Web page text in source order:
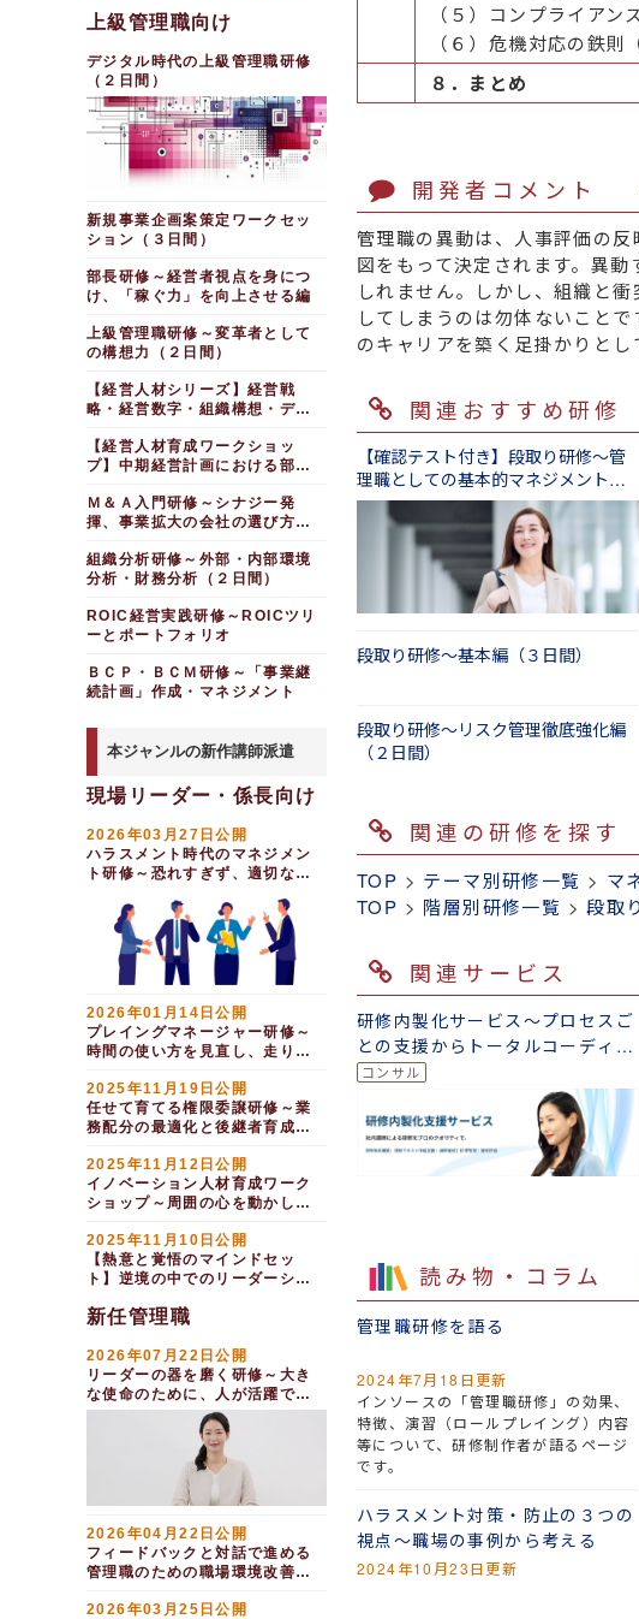
（５）コンプライア
（６）危機対応の鉄
８．まとめ
開発者コメント
管理職の異動は、人事評価の
図をもって決定されます。異
しれません。しかし、組織と
してしまうのは勿体ないこと
のキャリアを築く足掛かりと
関連おすすめ研修
【確認テスト付き】段取り研修～管
理職としての基本的マネジメントス
キルを理解する（１日間）
段取り研修～基本編（３日間）
段取り研修～リスク管理徹底強化編
（２日間）
関連の研修を探す
TOP > テーマ別研修一覧 > マ
TOP > 階層別研修一覧 >段取
関連サービス
研修内製化サービス～プロセスご
との支援からトータルコーディネ
ートまで
読み物・コラム
管理職研修を語る
2024年7月18日更新
インソースの「管理職研修」の効果、
特徴、演習（ロールプレイング）内容
等について、研修制作者が語るページ
です。
ハラスメント対策・防止の３つの
視点～職場の事例から考える
2024年10月23日更新
上級管理職向け
デジタル時代の上級管理職研修
（２日間）
新規事業企画案策定ワークセッ
ション（３日間）
部長研修～経営者視点を身につ
け、「稼ぐ力」を向上させる編
上級管理職研修～変革者として
の構想力（２日間）
【経営人材シリーズ】経営戦
略・経営数字・組織構想・デジ
【経営人材育成ワークショッ
プ】中期経営計画における部門
Ｍ＆Ａ入門研修～シナジー発
揮、事業拡大の会社の選び方
組織分析研修～外部・内部環境
分析・財務分析（２日間）
ROIC経営実践研修～ROICツリ
ーとポートフォリオ
ＢＣＰ・ＢＣＭ研修～「事業継
続計画」作成・マネジメント
本ジャンルの新作講師派遣
現場リーダー・係長向け
2026年03月27日公開
ハラスメント時代のマネジメン
ト研修～恐れすぎず、適切な距
2026年01月14日公開
プレイングマネージャー研修～
時間の使い方を見直し、走りな
2025年11月19日公開
任せて育てる権限委譲研修～業
務配分の最適化と後継者育成
2025年11月12日公開
イノベーション人材育成ワーク
ショップ～周囲の心を動かし変
2025年11月10日公開
【熱意と覚悟のマインドセッ
ト】逆境の中でのリーダーシッ
新任管理職
2026年07月22日公開
リーダーの器を磨く研修～大き
な使命のために、人が活躍でき
る場を開く（２日間）
2026年04月22日公開
フィードバックと対話で進める
管理職のための職場環境改善研
2026年03月25日公開